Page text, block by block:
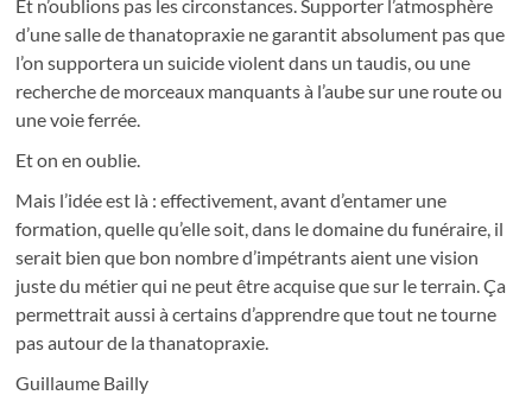
Et n’oublions pas les circonstances. Supporter l’atmosphère
d’une salle de thanatopraxie ne garantit absolument pas que
l’on supportera un suicide violent dans un taudis, ou une
recherche de morceaux manquants à l’aube sur une route ou
une voie ferrée.
Et on en oublie.
Mais l’idée est là : effectivement, avant d’entamer une
formation, quelle qu’elle soit, dans le domaine du funéraire, il
serait bien que bon nombre d’impétrants aient une vision
juste du métier qui ne peut être acquise que sur le terrain. Ça
permettrait aussi à certains d’apprendre que tout ne tourne
pas autour de la thanatopraxie.
Guillaume Bailly